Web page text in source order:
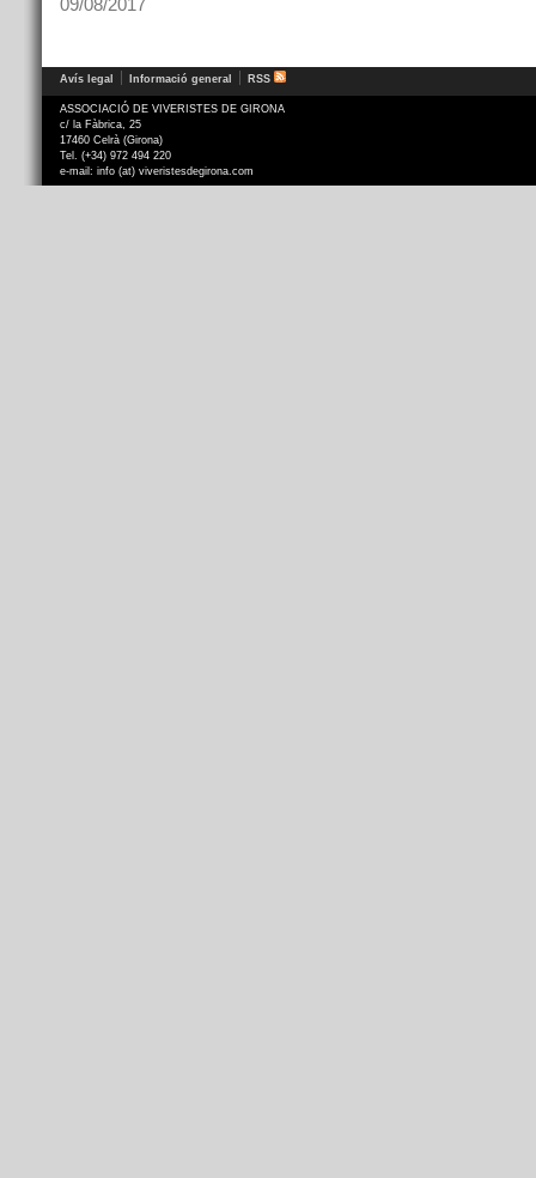
09/08/2017
Avís legal Informació general RSS
ASSOCIACIÓ DE VIVERISTES DE GIRONA
c/ la Fàbrica, 25
17460 Celrà (Girona)
Tel. (+34) 972 494 220
e-mail: info (at) viveristesdegirona.com